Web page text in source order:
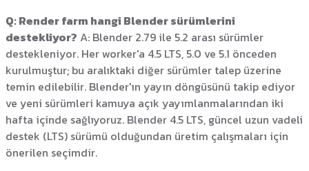
Q: Render farm hangi Blender sürümlerini
destekliyor? A: Blender 2.79 ile 5.2 arası sürümler
destekleniyor. Her worker'a 4.5 LTS, 5.0 ve 5.1 önceden
kurulmuştur; bu aralıktaki diğer sürümler talep üzerine
temin edilebilir. Blender'ın yayın döngüsünü takip ediyor
ve yeni sürümleri kamuya açık yayımlanmalarından iki
hafta içinde sağlıyoruz. Blender 4.5 LTS, güncel uzun vadeli
destek (LTS) sürümü olduğundan üretim çalışmaları için
önerilen seçimdir.